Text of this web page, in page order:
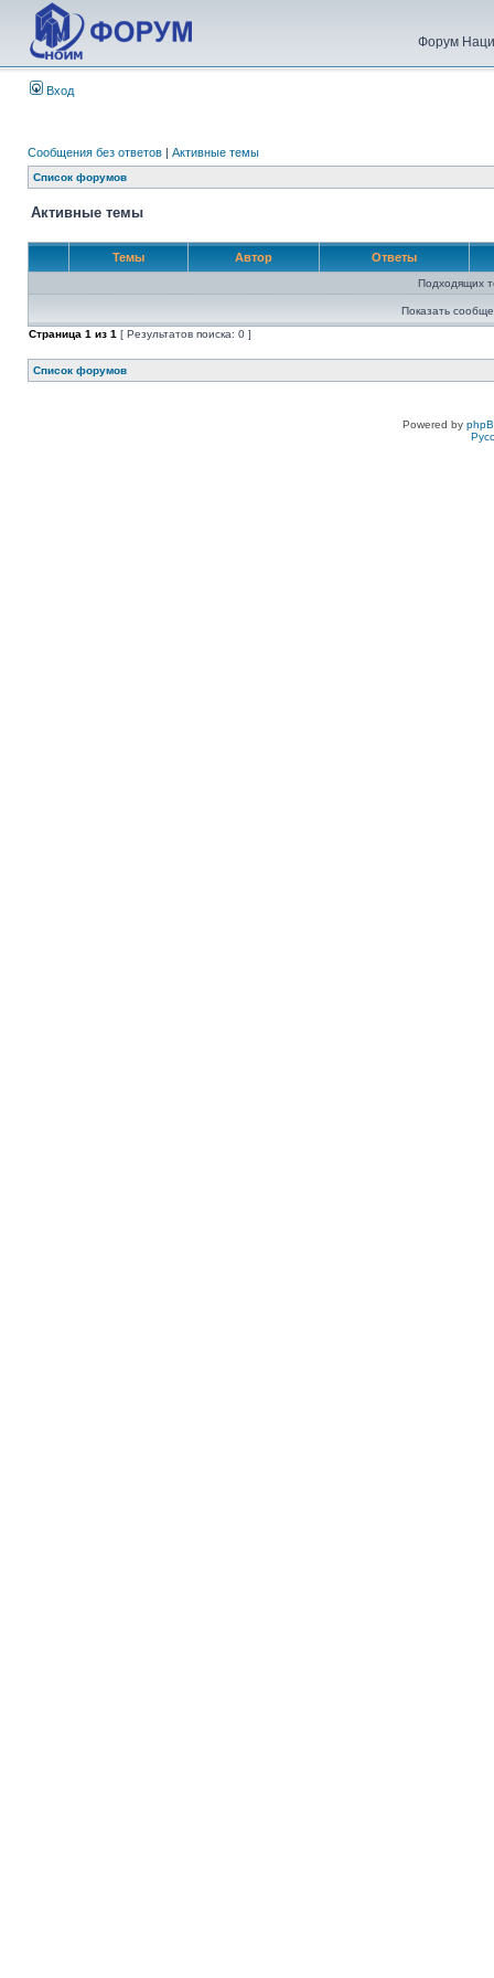
Форум
Вход
Сообщения без ответов | Активные темы
Список форумов
Активные темы
Темы Автор Ответы
Подходящих
Показать
Страница 1 из 1 [ Результатов поиска: 0 ]
Список форумов
Powered by